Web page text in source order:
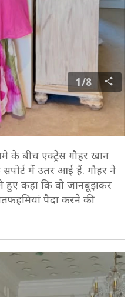
1/8
के बीच एक्ट्रेस गौहर खान
में उतर आई हैं. गौहर ने
हुए कहा कि वो जानबूझकर
पैदा करने की